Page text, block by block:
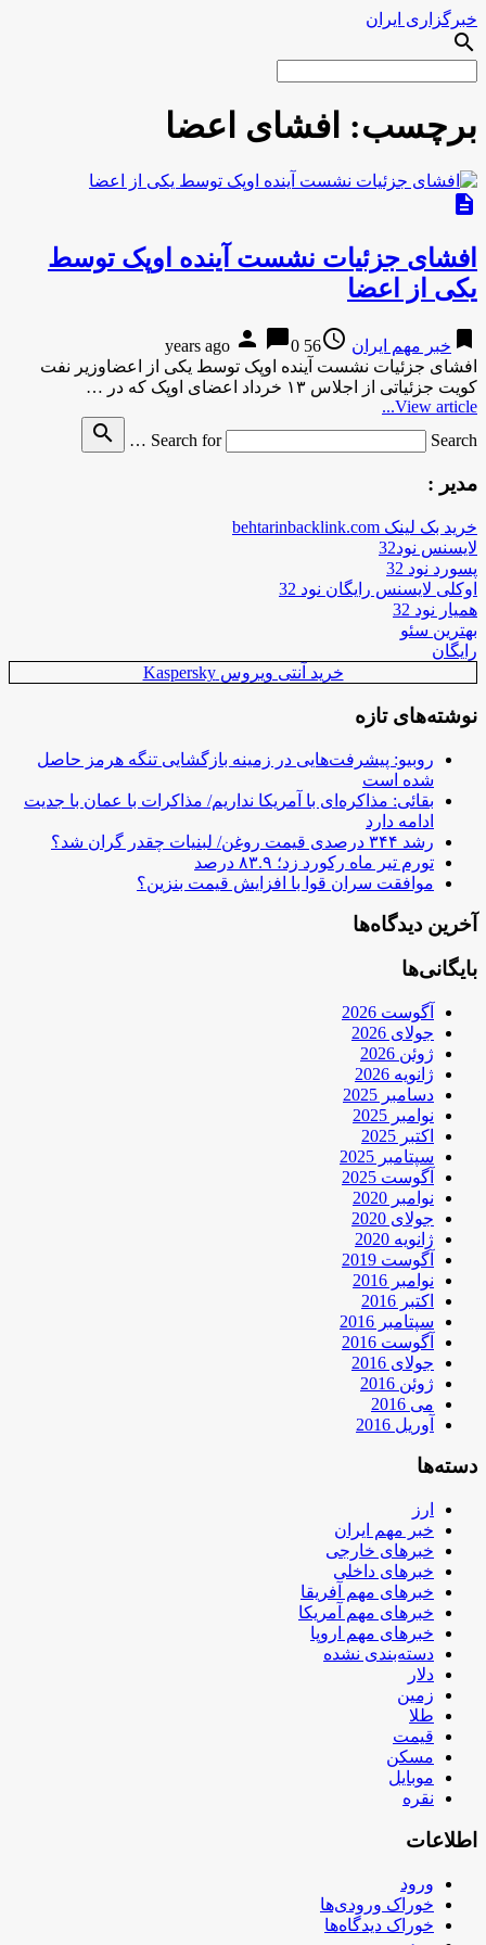
خبرگزاری ایران
search
برچسب: افشای اعضا
description
افشای جزئیات نشست آینده اوپک توسط
یکی از اعضا
bookmark خبر مهم ایران access_time
56 years ago
person chat_bubble0
افشای جزئیات نشست آینده اوپک توسط یکی از اعضاوزیر نفت
کویت جزئیاتی از اجلاس ۱۳ خرداد اعضای اوپک که در …
View article...
Search for
Search …
search
مدیر :
خرید بک لینک behtarinbacklink.com
لایسنس نود32
پسورد نود 32
اوکلی لایسنس رایگان نود 32
همیار نود 32
بهترین سئو
رایگان
خرید آنتی ویروس Kaspersky
نوشته‌های تازه
روبیو: پیشرفت‌هایی در زمینه بازگشایی تنگه هرمز حاصل
شده است
بقائی: مذاکره‌ای با آمریکا نداریم/ مذاکرات با عمان با جدیت
ادامه دارد
رشد ۳۴۴ درصدی قیمت روغن/ لبنیات چقدر گران شد؟
تورم تیر ماه رکورد زد؛ ۸۳.۹ درصد
موافقت سران قوا با افزایش قیمت بنزین؟
آخرین دیدگاه‌ها
بایگانی‌ها
آگوست 2026
جولای 2026
ژوئن 2026
ژانویه 2026
دسامبر 2025
نوامبر 2025
اکتبر 2025
سپتامبر 2025
آگوست 2025
نوامبر 2020
جولای 2020
ژانویه 2020
آگوست 2019
نوامبر 2016
اکتبر 2016
سپتامبر 2016
آگوست 2016
جولای 2016
ژوئن 2016
می 2016
آوریل 2016
دسته‌ها
ارز
خبر مهم ایران
خبرهای خارجی
خبرهای داخلی
خبرهای مهم آفریقا
خبرهای مهم آمریکا
خبرهای مهم اروپا
دسته‌بندی نشده
دلار
زمین
طلا
قیمت
مسکن
موبایل
نقره
اطلاعات
ورود
خوراک ورودی‌ها
خوراک دیدگاه‌ها